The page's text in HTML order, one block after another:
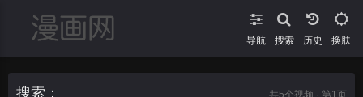
导航 搜索 换肤
搜索： 共5个视频 · 第1页